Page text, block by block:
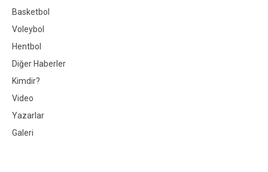
Basketbol
Voleybol
Hentbol
Diğer Haberler
Kimdir?
Video
Yazarlar
Galeri